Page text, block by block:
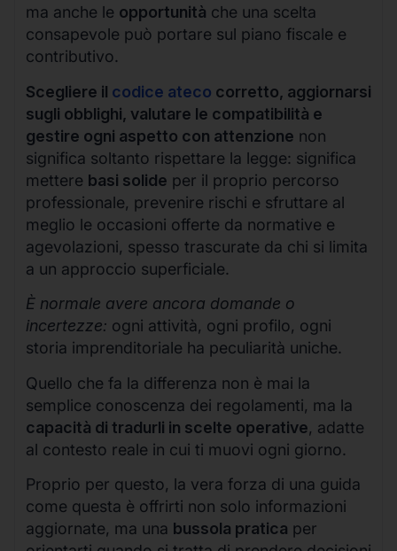
ma anche le opportunità che una scelta
consapevole può portare sul piano fiscale e
contributivo.
Scegliere il codice ateco corretto, aggiornarsi
sugli obblighi, valutare le compatibilità e
gestire ogni aspetto con attenzione non
significa soltanto rispettare la legge: significa
mettere basi solide per il proprio percorso
professionale, prevenire rischi e sfruttare al
meglio le occasioni offerte da normative e
agevolazioni, spesso trascurate da chi si limita
a un approccio superficiale.
È normale avere ancora domande o
incertezze: ogni attività, ogni profilo, ogni
storia imprenditoriale ha peculiarità uniche.
Quello che fa la differenza non è mai la
semplice conoscenza dei regolamenti, ma la
capacità di tradurli in scelte operative, adatte
al contesto reale in cui ti muovi ogni giorno.
Proprio per questo, la vera forza di una guida
come questa è offrirti non solo informazioni
aggiornate, ma una bussola pratica per